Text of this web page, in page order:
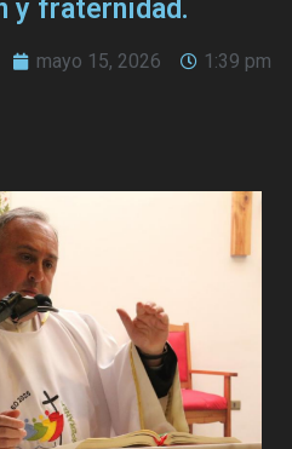
y fraternidad.
mayo 15, 2026 1:39 pm